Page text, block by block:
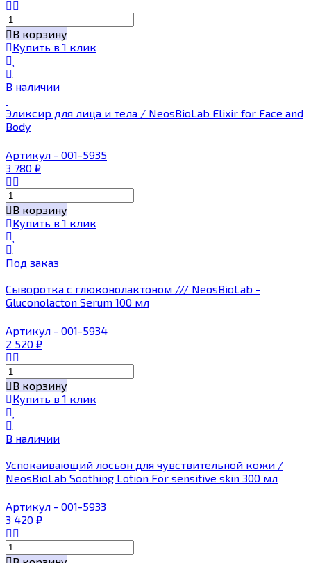
В корзину
Купить в 1 клик
В наличии
Эликсир для лица и тела / NeosBioLab Elixir for Face and
Body
Артикул - 001-5935
3 780 ₽
В корзину
Купить в 1 клик
Под заказ
Сыворотка с глюконолактоном /// NeosBioLab -
Gluconolacton Serum 100 мл
Артикул - 001-5934
2 520 ₽
В корзину
Купить в 1 клик
В наличии
Успокаивающий лосьон для чувствительной кожи /
NeosBioLab Soothing Lotion For sensitive skin 300 мл
Артикул - 001-5933
3 420 ₽